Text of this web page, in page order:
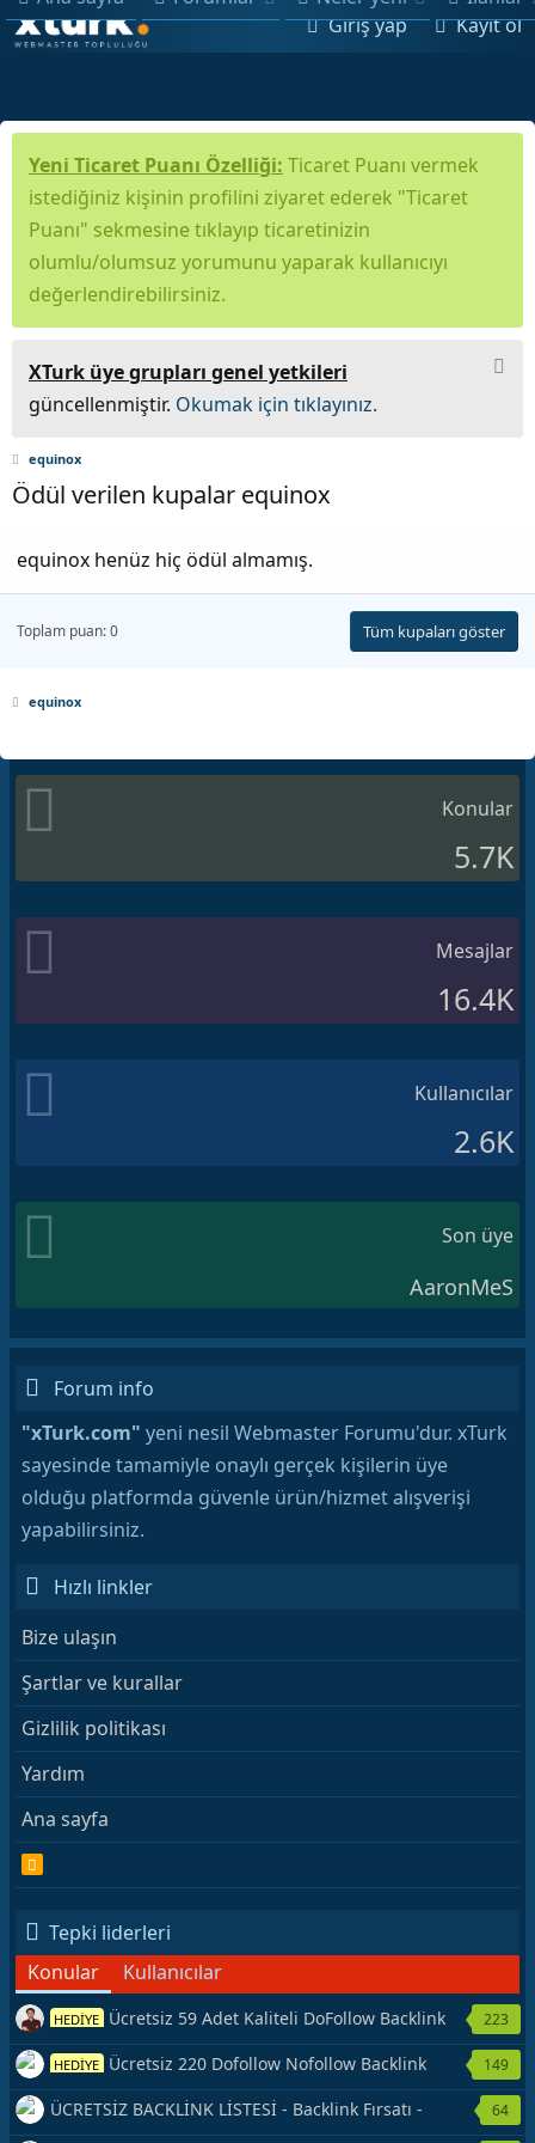
Giriş yap Kayıt ol
Yeni Ticaret Puanı Özelliği: Ticaret Puanı vermek
istediğiniz kişinin profilini ziyaret ederek "Ticaret
Puanı" sekmesine tıklayıp ticaretinizin
olumlu/olumsuz yorumunu yaparak kullanıcıyı
değerlendirebilirsiniz.
XTurk üye grupları genel yetkileri
güncellenmiştir. Okumak için tıklayınız.
equinox
Ödül verilen kupalar equinox
equinox henüz hiç ödül almamış.
Toplam puan: 0 Tüm kupaları göster
equinox
Konular
5.7K
Mesajlar
16.4K
Kullanıcılar
2.6K
Son üye
AaronMeS
Forum info
"xTurk.com" yeni nesil Webmaster Forumu'dur. xTurk
sayesinde tamamiyle onaylı gerçek kişilerin üye
olduğu platformda güvenle ürün/hizmet alışverişi
yapabilirsiniz.
Hızlı linkler
Bize ulaşın
Şartlar ve kurallar
Gizlilik politikası
Yardım
Ana sayfa
R
S
Tepki liderleri
Konular
Kullanıcılar
HEDİYE Ücretsiz 59 Adet Kaliteli DoFollow Backlink
Kaynağı Veriyorum.
223
HEDİYE Ücretsiz 220 Dofollow Nofollow Backlink
Veriyorum
149
ÜCRETSİZ BACKLİNK LİSTESİ - Backlink Fırsatı -
Hemen Yetiş!
64